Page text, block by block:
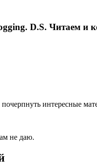
D.S. Читаем и
интересные
не даю.